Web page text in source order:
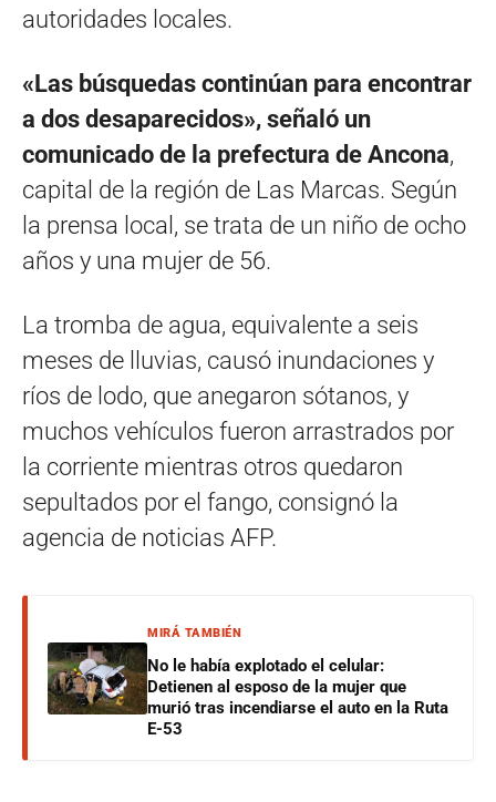
autoridades locales.
«Las búsquedas continúan para encontrar
a dos desaparecidos», señaló un
comunicado de la prefectura de Ancona,
capital de la región de Las Marcas. Según
la prensa local, se trata de un niño de ocho
años y una mujer de 56.
La tromba de agua, equivalente a seis
meses de lluvias, causó inundaciones y
ríos de lodo, que anegaron sótanos, y
muchos vehículos fueron arrastrados por
la corriente mientras otros quedaron
sepultados por el fango, consignó la
agencia de noticias AFP.
MIRÁ TAMBIÉN
No le había explotado el celular:
Detienen al esposo de la mujer que
murió tras incendiarse el auto en la Ruta
E-53